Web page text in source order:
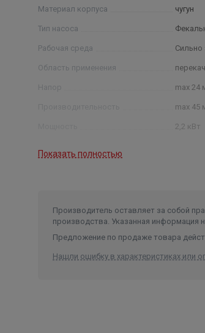
Материал корпуса чугун
Тип насоса
Рабочая среда Сильно
Область применения
Напор max 24
max 45
2,2 кВт
Показать полностью
Производитель оставляет за собой
производства. Указанная информация
Предложение по продаже товара
Нашли ошибку в характеристиках или